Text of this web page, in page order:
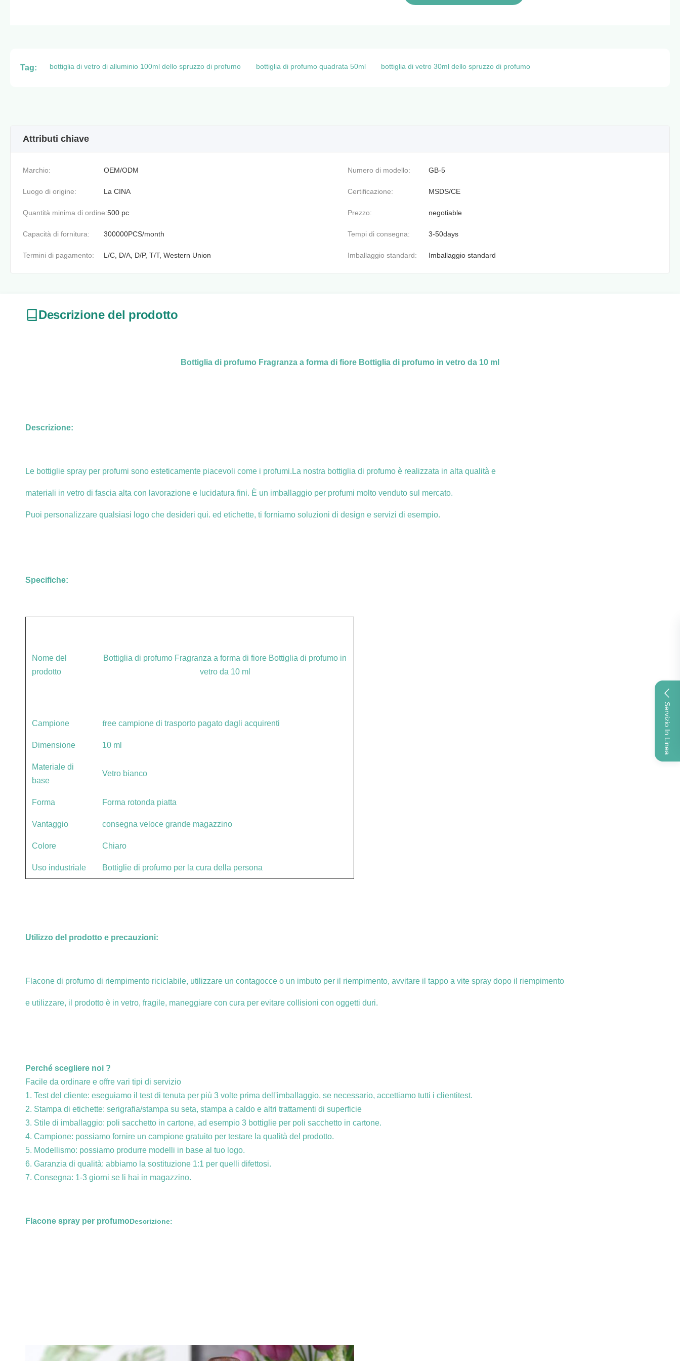
Servizio In Linea
Tag: bottiglia di vetro di alluminio 100ml dello spruzzo di profumo bottiglia di profumo quadrata 50ml bottiglia di vetro 30ml dello spruzzo di profumo
Attributi chiave
Marchio: OEM/ODM Numero di modello: GB-5
Luogo di origine: La CINA Certificazione: MSDS/CE
Quantità minima di ordine:500 pc Prezzo: negotiable
Capacità di fornitura: 300000PCS/month Tempi di consegna: 3-50days
Termini di pagamento: L/C, D/A, D/P, T/T, Western Union Imballaggio standard: Imballaggio standard
Descrizione del prodotto
Bottiglia di profumo Fragranza a forma di fiore Bottiglia di profumo in vetro da 10 ml
Descrizione:
Le bottiglie spray per profumi sono esteticamente piacevoli come i profumi.La nostra bottiglia di profumo è realizzata in alta qualità e
materiali in vetro di fascia alta con lavorazione e lucidatura fini. È un imballaggio per profumi molto venduto sul mercato.
Puoi personalizzare qualsiasi logo che desideri qui. ed etichette, ti forniamo soluzioni di design e servizi di esempio.
Specifiche:
Nome del
prodotto
Bottiglia di profumo Fragranza a forma di fiore Bottiglia di profumo in
vetro da 10 ml
Campione free campione di trasporto pagato dagli acquirenti
Dimensione 10 ml
Materiale di
base
Vetro bianco
Forma Forma rotonda piatta
Vantaggio consegna veloce grande magazzino
Colore Chiaro
Uso industriale Bottiglie di profumo per la cura della persona
Utilizzo del prodotto e precauzioni:
Flacone di profumo di riempimento riciclabile, utilizzare un contagocce o un imbuto per il riempimento, avvitare il tappo a vite spray dopo il riempimento
e utilizzare, il prodotto è in vetro, fragile, maneggiare con cura per evitare collisioni con oggetti duri.
Perché scegliere noi ?
Facile da ordinare e offre vari tipi di servizio
1. Test del cliente: eseguiamo il test di tenuta per più 3 volte prima dell'imballaggio, se necessario, accettiamo tutti i clientitest.
2. Stampa di etichette: serigrafia/stampa su seta, stampa a caldo e altri trattamenti di superficie
3. Stile di imballaggio: poli sacchetto in cartone, ad esempio 3 bottiglie per poli sacchetto in cartone.
4. Campione: possiamo fornire un campione gratuito per testare la qualità del prodotto.
5. Modellismo: possiamo produrre modelli in base al tuo logo.
6. Garanzia di qualità: abbiamo la sostituzione 1:1 per quelli difettosi.
7. Consegna: 1-3 giorni se li hai in magazzino.
Flacone spray per profumoDescrizione: